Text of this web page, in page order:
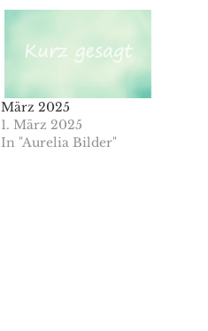
März 2025
1. März 2025
In "Aurelia Bilder"